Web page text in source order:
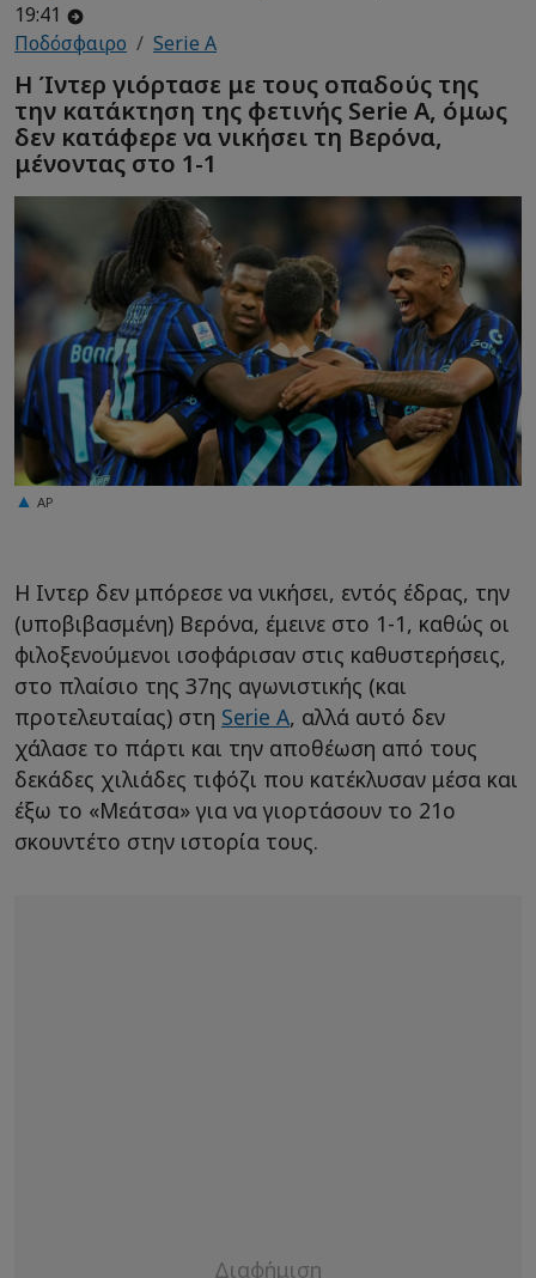
19:41
Ποδόσφαιρο
Serie A
Η Ίντερ γιόρτασε με τους οπαδούς της
την κατάκτηση της φετινής Serie A, όμως
δεν κατάφερε να νικήσει τη Βερόνα,
μένοντας στο 1-1
AP
Η Ιντερ δεν μπόρεσε να νικήσει, εντός έδρας, την
(υποβιβασμένη) Βερόνα, έμεινε στο 1-1, καθώς οι
φιλοξενούμενοι ισοφάρισαν στις καθυστερήσεις,
στο πλαίσιο της 37ης αγωνιστικής (και
προτελευταίας) στη Serie A, αλλά αυτό δεν
χάλασε το πάρτι και την αποθέωση από τους
δεκάδες χιλιάδες τιφόζι που κατέκλυσαν μέσα και
έξω το «Μεάτσα» για να γιορτάσουν το 21ο
σκουντέτο στην ιστορία τους.